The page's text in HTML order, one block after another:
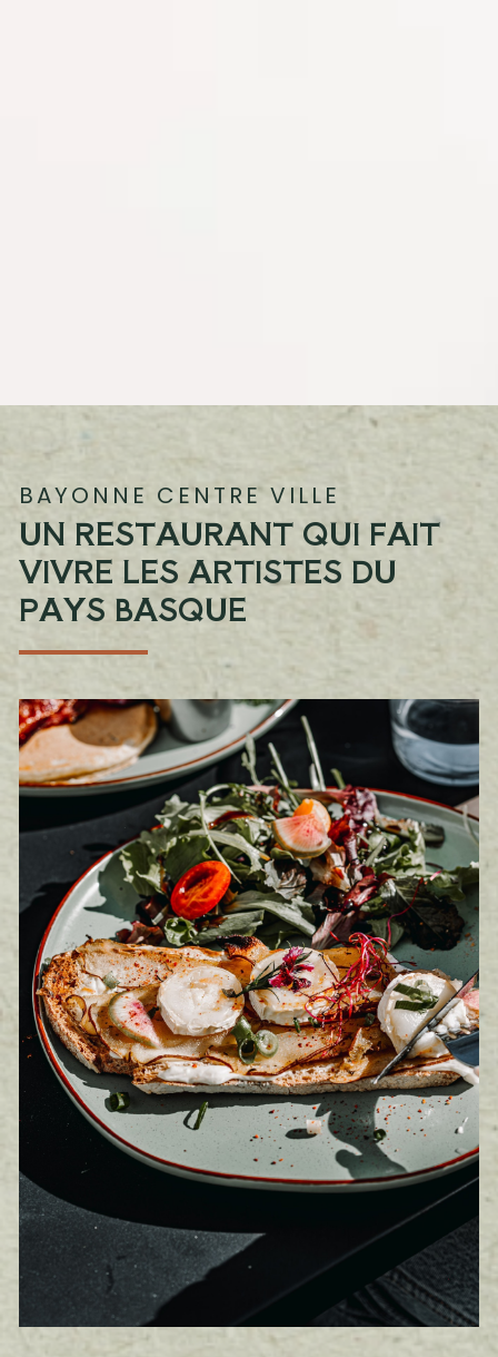
BAYONNE CENTRE VILLE
UN RESTAURANT QUI FAIT
VIVRE LES ARTISTES DU
PAYS BASQUE